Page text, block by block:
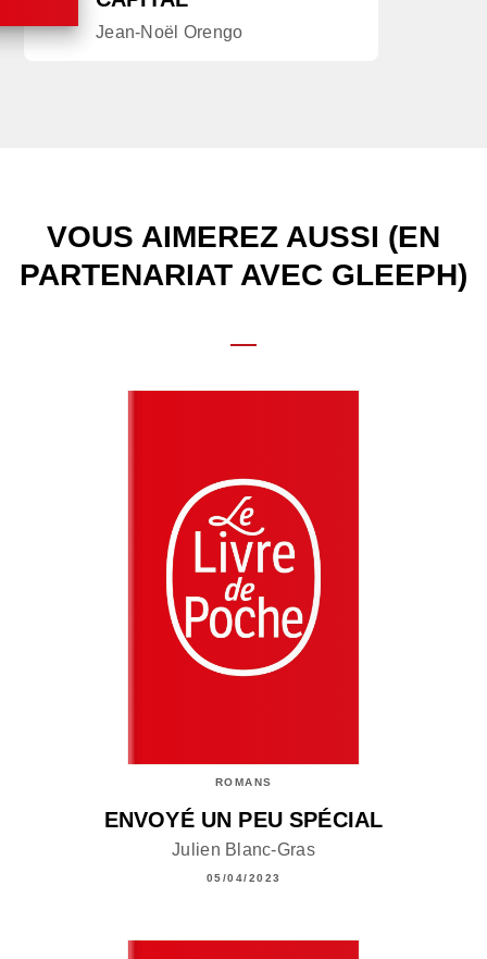
Jean-Noël Orengo
VOUS AIMEREZ AUSSI (EN
PARTENARIAT AVEC GLEEPH)
ROMANS
ENVOYÉ UN PEU SPÉCIAL
Julien Blanc-Gras
05/04/2023